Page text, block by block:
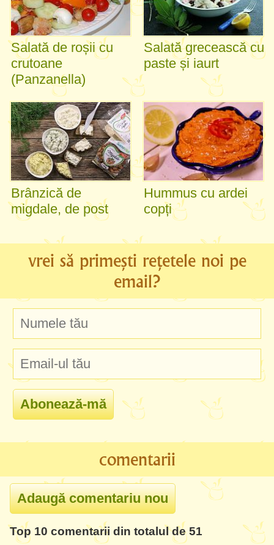
Salată de roșii cu
crutoane
(Panzanella)
Salată grecească cu
paste și iaurt
Brânzică de
migdale, de post
Hummus cu ardei
copți
vrei să primești rețetele noi pe
email?
comentarii
Top 10 comentarii din totalul de 51